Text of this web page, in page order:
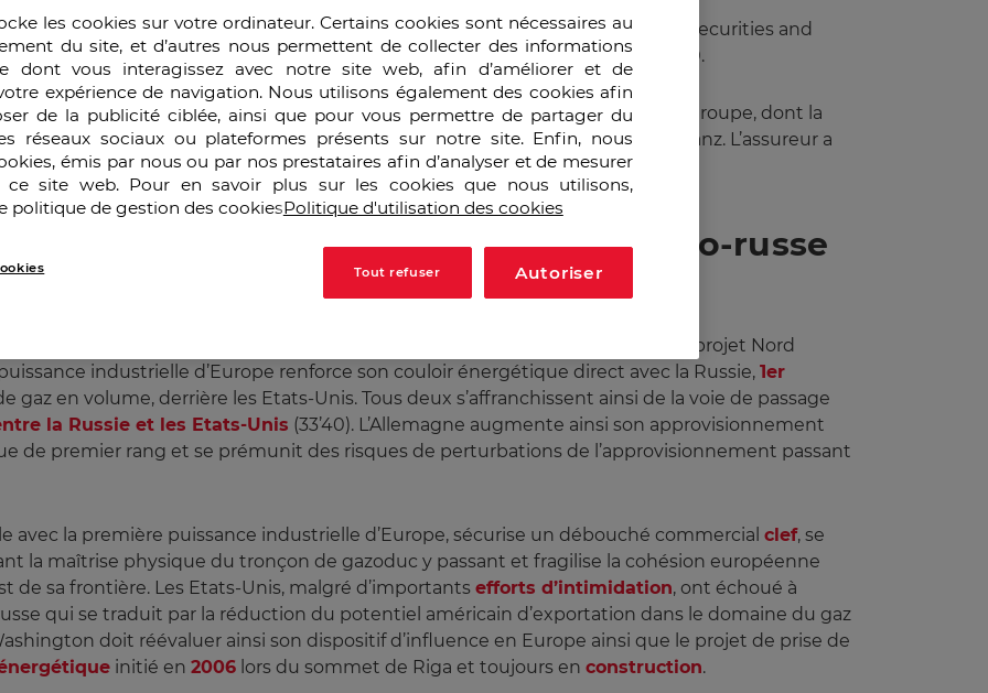
dollars de pertes cumulées par ces 3 fondspour le compte de l’ATRS, la U.S. Securities and
des marchés financiers, a ouvert une enquête réglementaire en 2020.
de l’Arkansas, a choisi de porterplainteen juillet 2020 contre 9 sociétés du groupe, dont la
et arguant le comportement inapproprié et la stratégie dangereuse d’Allianz. L’assureur a
aucune base légale et qu’il comptait se défendre vigoureusement.
de l'accord énergétique germano-russe
le transfert énergétique gazier entre l’Allemagne et la Russie initié par le projet Nord
industrielle d’Europe renforce son couloir énergétique direct avec la Russie, 1er
gaz en volume, derrière les Etats-Unis. Tous deux s’affranchissent ainsi de la voie de passage
la Russie et les Etats-Unis (33’40). L’Allemagne augmente ainsi son approvisionnement
de premier rang et se prémunit des risques de perturbations de l’approvisionnement passant
avec la première puissance industrielle d’Europe, sécurise un débouché commercial clef, se
la maîtrise physique du tronçon de gazoduc y passant et fragilise la cohésion européenne
de sa frontière. Les Etats-Unis, malgré d’importants efforts d’intimidation, ont échoué à
qui se traduit par la réduction du potentiel américain d’exportation dans le domaine du gaz
doit réévaluer ainsi son dispositif d’influence en Europe ainsi que le projet de prise de
initié en 2006 lors du sommet de Riga et toujours en construction.
les cookies sur votre ordinateur. Certains cookies sont nécessaires au
du site, et d’autres nous permettent de collecter des informations
dont vous interagissez avec notre site web, afin d’améliorer et de
expérience de navigation. Nous utilisons également des cookies afin
de la publicité ciblée, ainsi que pour vous permettre de partager du
réseaux sociaux ou plateformes présents sur notre site. Enfin, nous
émis par nous ou par nos prestataires afin d’analyser et de mesurer
ce site web. Pour en savoir plus sur les cookies que nous utilisons,
politique de gestion des cookiesPolitique d'utilisation des cookies
Tout refuser Autoriser